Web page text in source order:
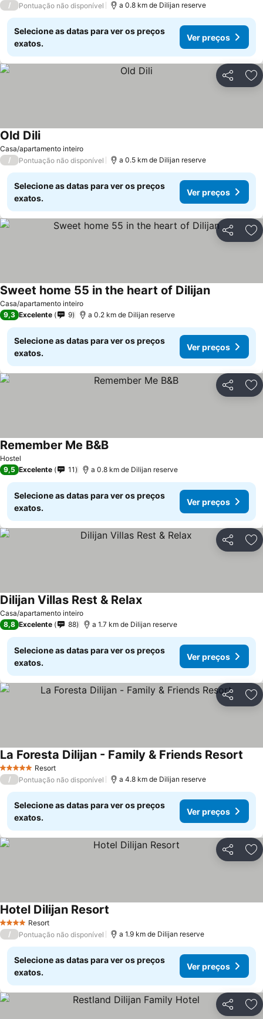
/ Pontuação não disponível a 0.8 km de Dilijan reserve
Selecione as datas para ver os preços
exatos.
Ver preços
Partilhar
Casa/apartamento inteiro
Old DiliVer preços
/ Pontuação não disponível a 0.5 km de Dilijan reserve
Selecione as datas para ver os preços
exatos.
Ver preços
Partilhar
Casa/apartamento inteiro
Sweet home 55 in the heart of DilijanVer preços
9,3 Excelente 9 a 0.2 km de Dilijan reserve
Selecione as datas para ver os preços
exatos.
Ver preços
Partilhar
Hostel
Remember Me B&BVer preços
9,5 Excelente 11 a 0.8 km de Dilijan reserve
Selecione as datas para ver os preços
exatos.
Ver preços
Partilhar
Casa/apartamento inteiro
Dilijan Villas Rest & RelaxVer preços
8,8 Excelente 88 a 1.7 km de Dilijan reserve
Selecione as datas para ver os preços
exatos.
Ver preços
Partilhar
5 Estrelas Resort
La Foresta Dilijan - Family & Friends Resort
/ Pontuação não disponível a 4.8 km de Dilijan reserve
Selecione as datas para ver os preços
exatos.
Ver preços
Partilhar
4 EstrelasResort
Hotel Dilijan Resort
/ Pontuação não disponível a 1.9 km de Dilijan reserve
Selecione as datas para ver os preços
exatos.
Ver preços
Partilhar